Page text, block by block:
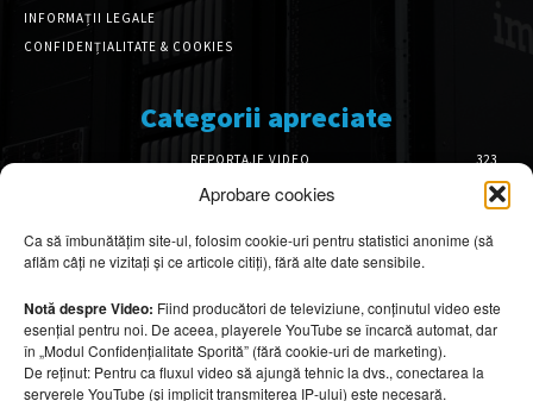
Aprobare cookies
Ca să îmbunătățim site-ul, folosim cookie-uri pentru statistici anonime (să
aflăm câți ne vizitați și ce articole citiți), fără alte date sensibile.
Notă despre Video: Fiind producători de televiziune, conținutul video este
esențial pentru noi. De aceea, playerele YouTube se încarcă automat, dar
în „Modul Confidențialitate Sporită” (fără cookie-uri de marketing).
De reținut: Pentru ca fluxul video să ajungă tehnic la dvs., conectarea la
serverele YouTube (și implicit transmiterea IP-ului) este necesară.
INFORMAȚII LEGALE
CONFIDENȚIALITATE & COOKIES
Categorii apreciate
REPORTAJE VIDEO
323
AMENAJĂRI INTERIOARE
128
DESIGN INTERIOR
64
ARHITECTURĂ & DESIGN
OPINII & ANALIZE
43
Articole recomandate